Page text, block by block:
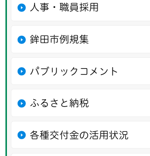
人事・職員採用
鉾田市例規集
パブリックコメント
ふるさと納税
各種交付金の活用状況